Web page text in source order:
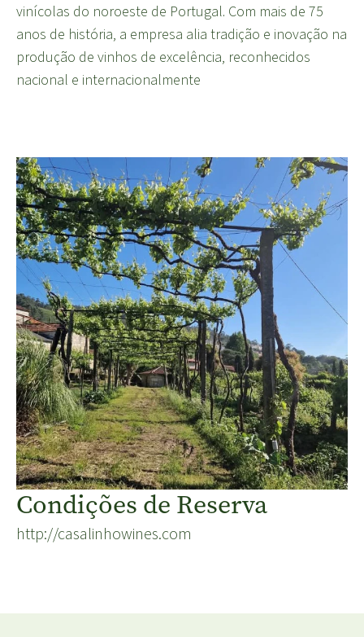
vinícolas do noroeste de Portugal. Com mais de 75
anos de história, a empresa alia tradição e inovação na
produção de vinhos de excelência, reconhecidos
nacional e internacionalmente
Condições de Reserva
http://casalinhowines.com